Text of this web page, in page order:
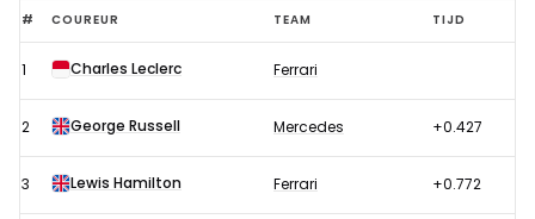
Aangepaste
uitslag
race
F1
Groot-
# COUREUR TEAM TIJD
1 Charles Leclerc Ferrari
2 George Russell Mercedes +0.427
3 Lewis Hamilton Ferrari +0.772